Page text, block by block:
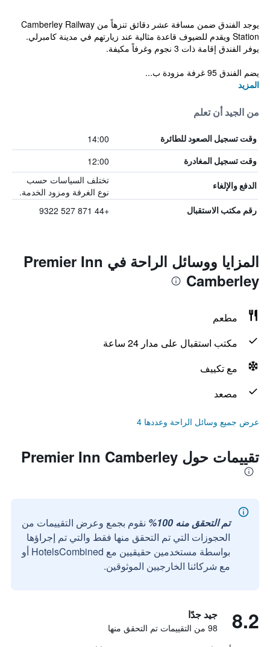
يوجد الفندق ضمن مسافة عشر دقائق تنزهاً من Camberley Railway
Station ويقدم للضيوف قاعدة مثالية عند زيارتهم في مدينة كامبرلي.
يوفر الفندق إقامة ذات 3 نجوم وغرفاً مكيفة.
يضم الفندق 95 غرفة مزودة ب...
المزيد
من الجيد أن تعلم
وقت تسجيل الصعود للطائرة 14:00
وقت تسجيل المغادرة 12:00
الدفع والإلغاء
تختلف السياسات حسب
نوع الغرفة ومزود الخدمة.
رقم مكتب الاستقبال +44 871 527 9322
المزايا ووسائل الراحة في Premier Inn
Camberley
مطعم
مكتب استقبال على مدار 24 ساعة
مع تكييف
مصعد
عرض جميع وسائل الراحة وعددها 4
تقييمات حول Premier Inn Camberley
تم التحقق منه 100%
نقوم بجمع وعرض التقييمات من
الحجوزات التي تم التحقق منها فقط والتي تم إجراؤها
بواسطة مستخدمين حقيقيين مع HotelsCombined أو
مع شركائنا الخارجيين الموثوقين.
8.2 جيد جدًا
98 من التقييمات تم التحقق منها